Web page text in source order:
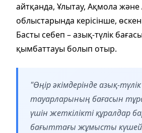
айтқанда, Ұлытау, Ақмола
облыстарында керісінше,
Басты себеп – азық-түлік
қымбаттауы болып отыр.
"Өңір әкімдерінде азық-түлік
тауарларының бағасын
үшін жеткілікті құралдар
бағыттағы жұмысты